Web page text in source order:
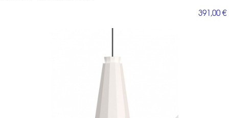
391,00 €